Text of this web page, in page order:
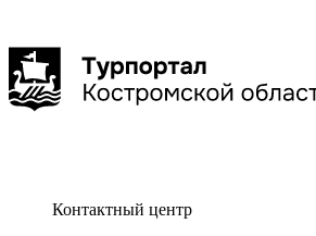
Контактный центр